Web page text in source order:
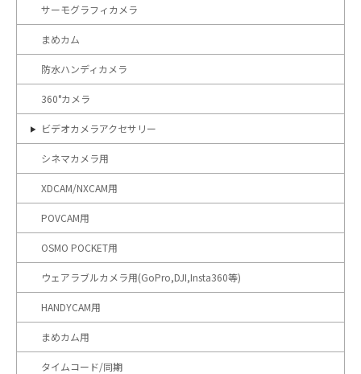
サーモグラフィカメラ
まめカム
防水ハンディカメラ
360°カメラ
ビデオカメラアクセサリー
シネマカメラ用
XDCAM/NXCAM用
POVCAM用
OSMO POCKET用
ウェアラブルカメラ用(GoPro,DJI,Insta360等)
HANDYCAM用
まめカム用
タイムコード/同期